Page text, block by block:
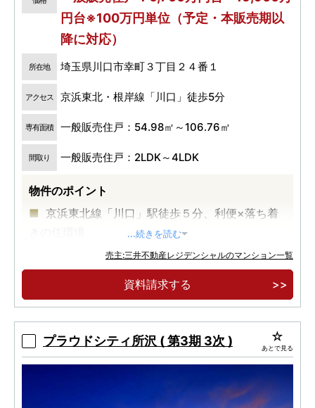
円台※100万円単位（予定・本販売期以
降に対応）
所在地 埼玉県川口市幸町３丁目２４番１
アクセス 京浜東北・根岸線「川口」徒歩5分
専有面積 一般販売住戸：54.98㎡～106.76㎡
間取り 一般販売住戸：2LDK～4LDK
物件のポイント
京浜東北線「川口」駅徒歩５分、利便×落ち着
地上６階建の低層邸宅
最上階メゾネット住戸、１階テラス付き住戸な
...続きを読む
売主:三井不動産レジデンシャルのマンション一覧
資料請求する
プラウドシティ所沢 ( 第3期 3次 ) あとで見る